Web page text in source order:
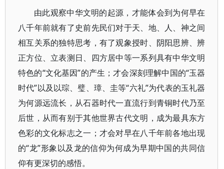
由此观察中华文明的起源，才能体会到为何早在
八千年前就有了史前先民们对于天、地、人、神之间
相互关系的独特思考，有了观象授时、阴阳思辨、辨
正方位、立表测日、四方居中等一系列具有中华文明
特色的“文化基因”的产生；才会深刻理解中国的“玉器
时代”以及以琮、璧、璋、圭等“六礼”为代表的玉礼器
为何源远流长，从石器时代一直流行到青铜时代乃至
后世，从而有别于其他世界古代文明，成为最具东方
色彩的文化标志之一；才会对早在八千年前各地出现
的“龙”形象以及龙的信仰为何成为早期中国的共同信
仰有更深切的感悟。